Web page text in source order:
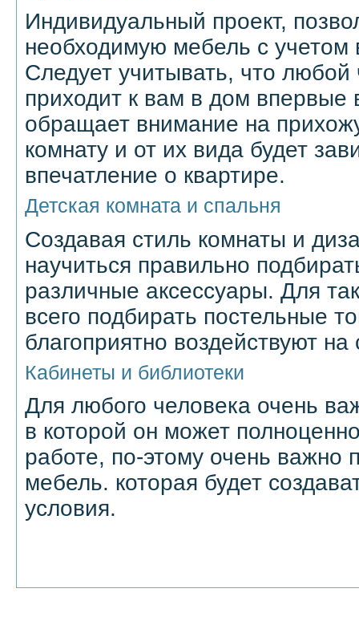
Индивидуальный проект,
необходимую мебель с учетом
Следует учитывать, что любой
приходит к вам в дом впервые
обращает внимание на
комнату и от их вида будет
впечатление о квартире.
Детская комната и спальня
Создавая стиль комнаты и
научиться правильно
различные аксессуары. Для
всего подбирать постельные
благоприятно воздействуют на
Кабинеты и библиотеки
Для любого человека очень
в которой он может
работе, по-этому очень важно
мебель. которая будет
условия.